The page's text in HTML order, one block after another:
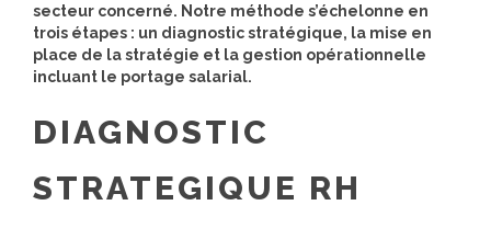
secteur concerné. Notre méthode s’échelonne en
trois étapes : un diagnostic stratégique, la mise en
place de la stratégie et la gestion opérationnelle
incluant le portage salarial.
DIAGNOSTIC
STRATEGIQUE RH